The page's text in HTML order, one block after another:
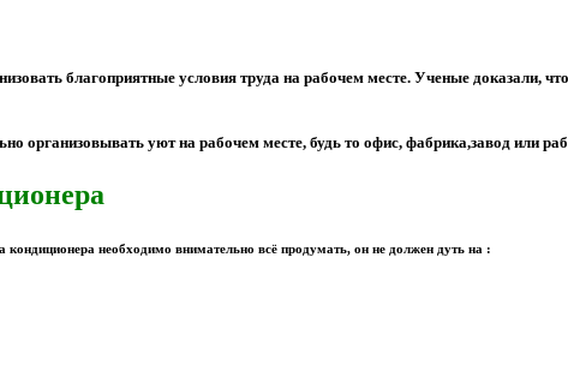
благоприятные условия труда на рабочем месте. Ученые доказали,
организовывать уют на рабочем месте, будь то офис, фабрика,завод или
необходимо внимательно всё продумать, он не должен дуть на :